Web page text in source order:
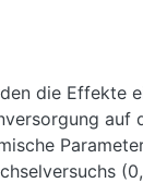
die Effekte
auf